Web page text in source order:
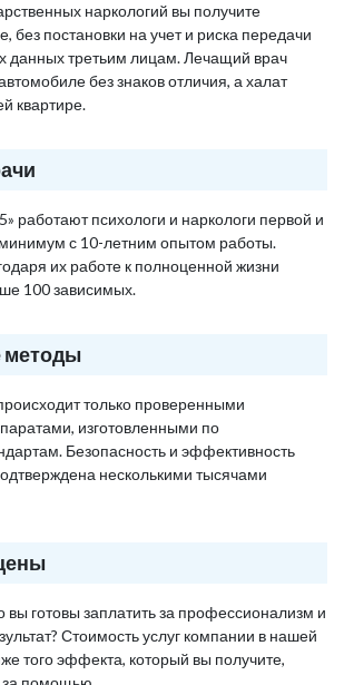
наркологий вы получите
без постановки на учет и риска передачи
данных третьим лицам. Лечащий врач
без знаков отличия, а халат
квартире.
работают психологи и наркологи первой и
с 10-летним опытом работы.
их работе к полноценной жизни
100 зависимых.
методы
только проверенными
изготовленными по
Безопасность и эффективность
несколькими тысячами
вы готовы заплатить за профессионализм и
Стоимость услуг компании в нашей
того эффекта, который вы получите,